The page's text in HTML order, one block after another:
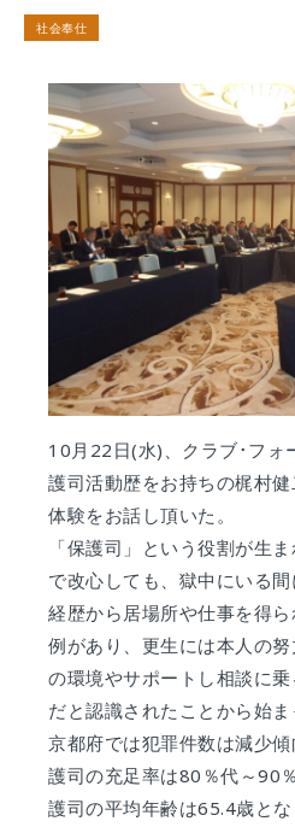
社会奉仕
10月22日(水)、クラブ･フォ
護司活動歴をお持ちの梶村健
体験をお話し頂いた。
「保護司」という役割が生
で改心しても、獄中にいる
経歴から居場所や仕事を得
例があり、更生には本人の
の環境やサポートし相談に
だと認識されたことから始ま
京都府では犯罪件数は減少
護司の充足率は80％代～90
護司の平均年齢は65.4歳とな